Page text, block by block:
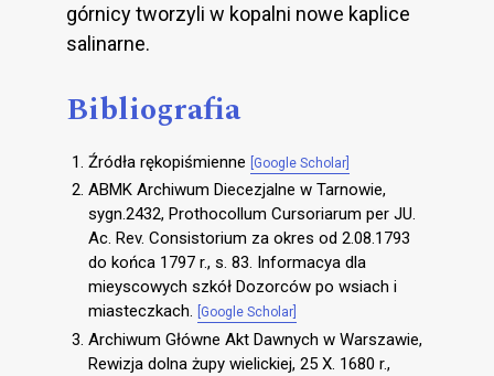
górnicy tworzyli w kopalni nowe kaplice
salinarne.
Bibliografia
Źródła rękopiśmienne [Google Scholar]
ABMK Archiwum Diecezjalne w Tarnowie,
sygn.2432, Prothocollum Cursoriarum per JU.
Ac. Rev. Consistorium za okres od 2.08.1793
do końca 1797 r., s. 83. Informacya dla
mieyscowych szkół Dozorców po wsiach i
miasteczkach.
[Google Scholar]
Archiwum Główne Akt Dawnych w Warszawie,
Rewizja dolna żupy wielickiej, 25 X. 1680 r.,